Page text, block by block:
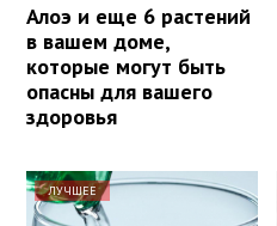
Алоэ и еще 6 растений
в вашем доме,
которые могут быть
опасны для вашего
здоровья
ЛУЧШЕЕ